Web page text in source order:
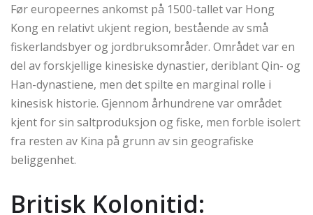
Før europeernes ankomst på 1500-tallet var Hong
Kong en relativt ukjent region, bestående av små
fiskerlandsbyer og jordbruksområder. Området var en
del av forskjellige kinesiske dynastier, deriblant Qin- og
Han-dynastiene, men det spilte en marginal rolle i
kinesisk historie. Gjennom århundrene var området
kjent for sin saltproduksjon og fiske, men forble isolert
fra resten av Kina på grunn av sin geografiske
beliggenhet.
Britisk Kolonitid: